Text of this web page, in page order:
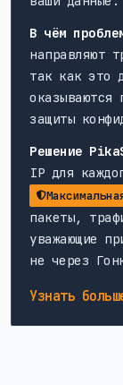
В чём
направляют
так как это
оказываются
защиты
Решение
IP для
пакеты,
уважающие
не через
Узнать